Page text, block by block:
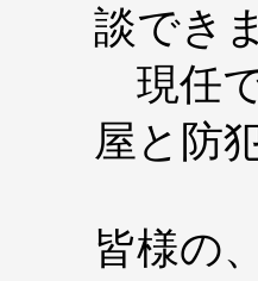
談でき
現任
屋と防
皆様の